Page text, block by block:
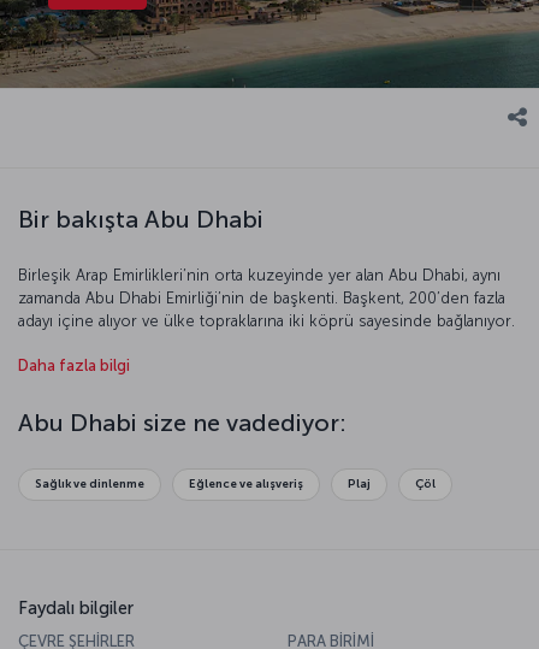
Bir bakışta Abu Dhabi
Birleşik Arap Emirlikleri’nin orta kuzeyinde yer alan Abu Dhabi, aynı
zamanda Abu Dhabi Emirliği’nin de başkenti. Başkent, 200’den fazla
adayı içine alıyor ve ülke topraklarına iki köprü sayesinde bağlanıyor.
kültürel eserleri keşfederken diğer yandan uzun sahillerin, masmavi
zenginliği, ihtişamı, doğal güzelliğiyle sizi benzersiz bir yolculuğa
davet ediyor.
Daha fazla bilgi
Abu Dhabi size ne vadediyor:
Sağlık ve dinlenme Eğlence ve alışveriş Plaj Çöl
Faydalı bilgiler
ÇEVRE ŞEHİRLER
PARA BİRİMİ